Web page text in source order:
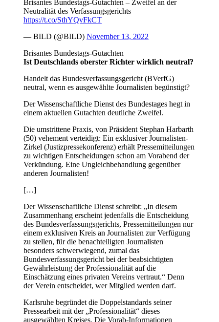
Brisantes Bundestags-Gutachten – Zweifel an der
Neutralität des Verfassungsgerichts
https://t.co/SthYQvFkCT
— BILD (@BILD) November 13, 2022
Brisantes Bundestags-Gutachten
Ist Deutschlands oberster Richter wirklich neutral?
Handelt das Bundesverfassungsgericht (BVerfG)
neutral, wenn es ausgewählte Journalisten begünstigt?
Der Wissenschaftliche Dienst des Bundestages hegt in
einem aktuellen Gutachten deutliche Zweifel.
Die umstrittene Praxis, von Präsident Stephan Harbarth
(50) vehement verteidigt: Ein exklusiver Journalisten-
Zirkel (Justizpressekonferenz) erhält Pressemitteilungen
zu wichtigen Entscheidungen schon am Vorabend der
Verkündung. Eine Ungleichbehandlung gegenüber
anderen Journalisten!
[…]
Der Wissenschaftliche Dienst schreibt: „In diesem
Zusammenhang erscheint jedenfalls die Entscheidung
des Bundesverfassungsgerichts, Pressemitteilungen nur
einem exklusiven Kreis an Journalisten zur Verfügung
zu stellen, für die benachteiligten Journalisten
besonders schwerwiegend, zumal das
Bundesverfassungsgericht bei der beabsichtigten
Gewährleistung der Professionalität auf die
Einschätzung eines privaten Vereins vertraut.“ Denn
der Verein entscheidet, wer Mitglied werden darf.
Karlsruhe begründet die Doppelstandards seiner
Pressearbeit mit der „Professionalität“ dieses
ausgewählten Kreises. Die Vorab-Informationen